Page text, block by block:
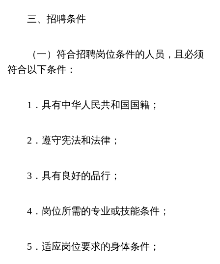
三、招聘条件
（一）符合招聘岗位条件的人员，且必须
符合以下条件：
1．具有中华人民共和国国籍；
2．遵守宪法和法律；
3．具有良好的品行；
4．岗位所需的专业或技能条件；
5．适应岗位要求的身体条件；